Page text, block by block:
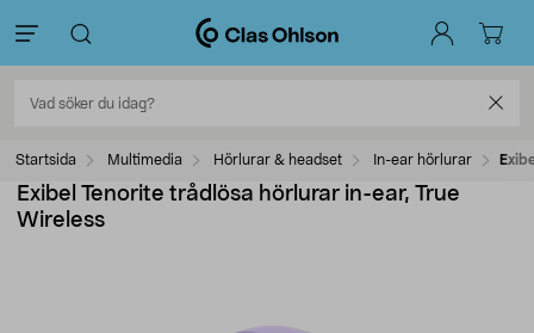
Startsida Multimedia Hörlurar & headset In-ear hörlurar
Exibel Tenorite trådlösa hörlurar in-ear, True
Wireless